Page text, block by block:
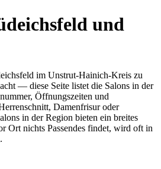
und
im Unstrut-Hainich-Kreis zu
— diese Seite listet die Salons in der
Öffnungszeiten und
Damenfrisur oder
in der Region bieten ein breites
Ort nichts Passendes findet, wird oft in